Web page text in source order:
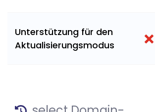
Unterstützung für den
Aktualisierungsmodus